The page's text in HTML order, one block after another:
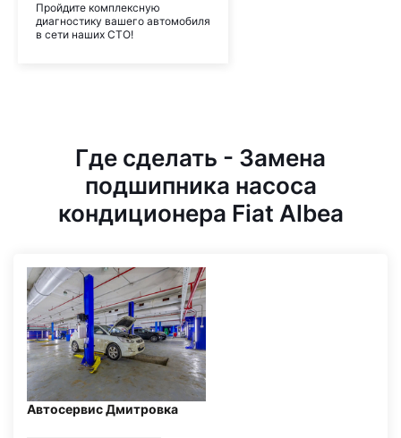
Пройдите комплексную
диагностику вашего автомобиля
в сети наших СТО!
Где сделать - Замена
подшипника насоса
кондиционера Fiat Albea
Автосервис Дмитровка